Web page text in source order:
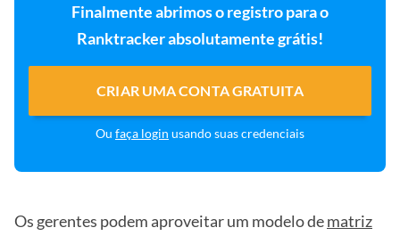
Finalmente abrimos o registro para o
Ranktracker absolutamente grátis!
CRIAR UMA CONTA GRATUITA
Ou faça login usando suas credenciais
Os gerentes podem aproveitar um modelo dematriz